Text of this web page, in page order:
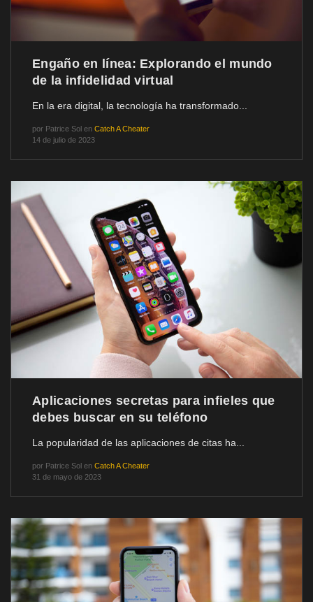
Engaño en línea: Explorando el mundo
de la infidelidad virtual
En la era digital, la tecnología ha transformado...
por Patrice Sol en Catch A Cheater
14 de julio de 2023
Aplicaciones secretas para infieles que
debes buscar en su teléfono
La popularidad de las aplicaciones de citas ha...
por Patrice Sol en Catch A Cheater
31 de mayo de 2023